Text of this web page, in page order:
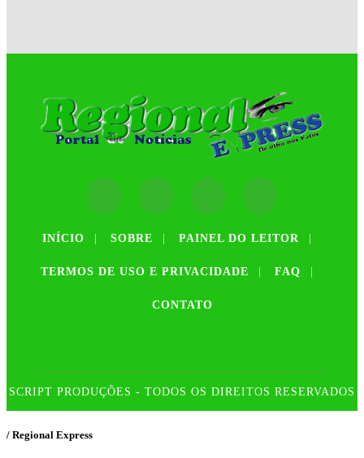
INÍCIO | SOBRE | PAINEL DO LEITOR |
TERMOS DE USO E PRIVACIDADE | FAQ |
CONTATO
SCRIPT PRODUÇÕES - TODOS OS DIREITOS RESERVADOS
/ Regional Express